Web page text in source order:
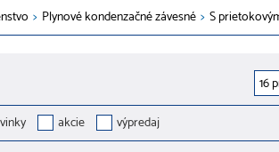
> Plynové kondenzačné závesné > S
akcie výpredaj